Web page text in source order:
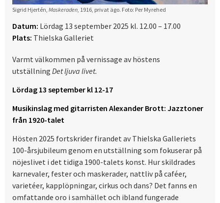
Sigrid Hjertén, Maskeraden, 1916, privat ägo. Foto: Per Myrehed
Datum: Lördag 13 september 2025 kl. 12.00 – 17.00
Plats: Thielska Galleriet
Varmt välkommen på vernissage av höstens
utställning Det ljuva livet.
Lördag 13 september kl 12-17
Musikinslag med gitarristen Alexander Brott: Jazztoner
från 1920-talet
Hösten 2025 fortskrider firandet av Thielska Galleriets
100-årsjubileum genom en utställning som fokuserar på
nöjeslivet i det tidiga 1900-talets konst. Hur skildrades
karnevaler, fester och maskerader, nattliv på caféer,
varietéer, kapplöpningar, cirkus och dans? Det fanns en
omfattande oro i samhället och ibland fungerade